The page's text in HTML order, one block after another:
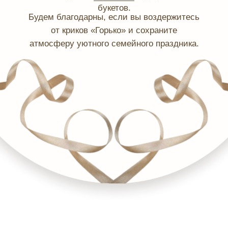
Будем благодарны, если вы воздержитесь
от криков «Горько» и сохраните
атмосферу уютного семейного праздника.
букетов.